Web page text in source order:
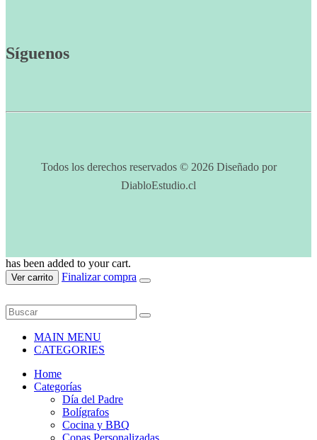
Síguenos
Todos los derechos reservados © 2026 Diseñado por
DiabloEstudio.cl
has been added to your cart.
Ver carrito Finalizar compra
MAIN MENU
CATEGORIES
Home
Categorías
Día del Padre
Bolígrafos
Cocina y BBQ
Copas Personalizadas